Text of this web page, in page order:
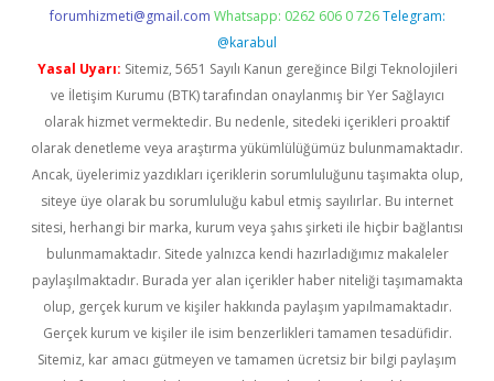
forumhizmeti@gmail.com Whatsapp: 0262 606 0 726 Telegram:
@karabul
Yasal Uyarı: Sitemiz, 5651 Sayılı Kanun gereğince Bilgi Teknolojileri
ve İletişim Kurumu (BTK) tarafından onaylanmış bir Yer Sağlayıcı
olarak hizmet vermektedir. Bu nedenle, sitedeki içerikleri proaktif
olarak denetleme veya araştırma yükümlülüğümüz bulunmamaktadır.
Ancak, üyelerimiz yazdıkları içeriklerin sorumluluğunu taşımakta olup,
siteye üye olarak bu sorumluluğu kabul etmiş sayılırlar. Bu internet
sitesi, herhangi bir marka, kurum veya şahıs şirketi ile hiçbir bağlantısı
bulunmamaktadır. Sitede yalnızca kendi hazırladığımız makaleler
paylaşılmaktadır. Burada yer alan içerikler haber niteliği taşımamakta
olup, gerçek kurum ve kişiler hakkında paylaşım yapılmamaktadır.
Gerçek kurum ve kişiler ile isim benzerlikleri tamamen tesadüfidir.
Sitemiz, kar amacı gütmeyen ve tamamen ücretsiz bir bilgi paylaşım